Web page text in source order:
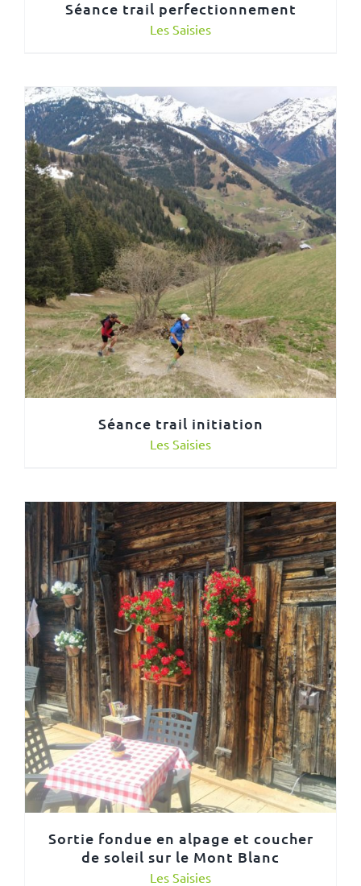
Séance trail perfectionnement
Les Saisies
Séance trail initiation
Les Saisies
Sortie fondue en alpage et coucher
de soleil sur le Mont Blanc
Les Saisies